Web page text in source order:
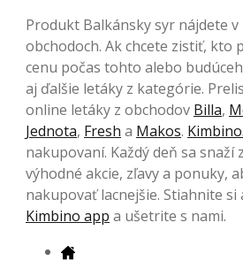
Produkt Balkánsky syr nájdete v
obchodoch. Ak chcete zistiť, kto
cenu počas tohto alebo
aj ďalšie letáky z kategórie.
online letáky z obchodov Billa,
Jednota, Fresh a Makos.
nakupovaní. Každý deň sa snaží
výhodné akcie, zľavy a ponuky,
nakupovať lacnejšie. Stiahnite si
Kimbino app a ušetrite s nami.